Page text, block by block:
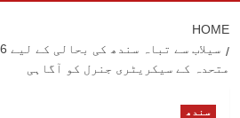
HOME
متحدہ کے سیکریٹری جنرل کو آگاہی
سندھ